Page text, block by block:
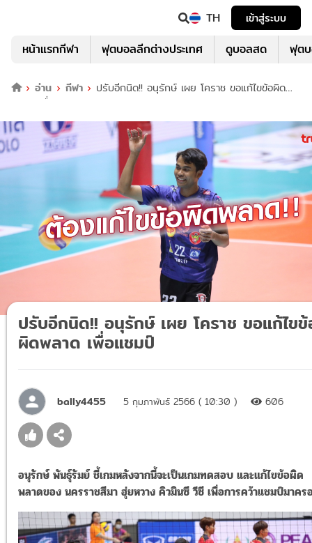
TH เข้าสู่ระบบ
หน้าแรกกีฬา ฟุตบอลลีกต่างประเทศ ดูบอลสด ฟุต
อ่าน กีฬา
ปรับอีกนิด!! อนุรักษ์ เผย โคราช ขอแก้ไขข้อผิด
พลาด เพื่อแชมป์
ปรับอีกนิด!! อนุรักษ์ เผย โคราช ขอแก้ไข
ผิดพลาด เพื่อแชมป์
bally4455 5 กุมภาพันธ์ 2566 ( 10:30 ) 606
อนุรักษ์ พันธุ์รัมย์ ชี้เกมหลังจากนี้จะเป็นเกมทดสอบ และแก้ไขข้อผิด
พลาดของ นครราชสีมา ฮุ่ยหวาง คิวมินซี วีซี เพื่อการคว้าแชมป์มาคร